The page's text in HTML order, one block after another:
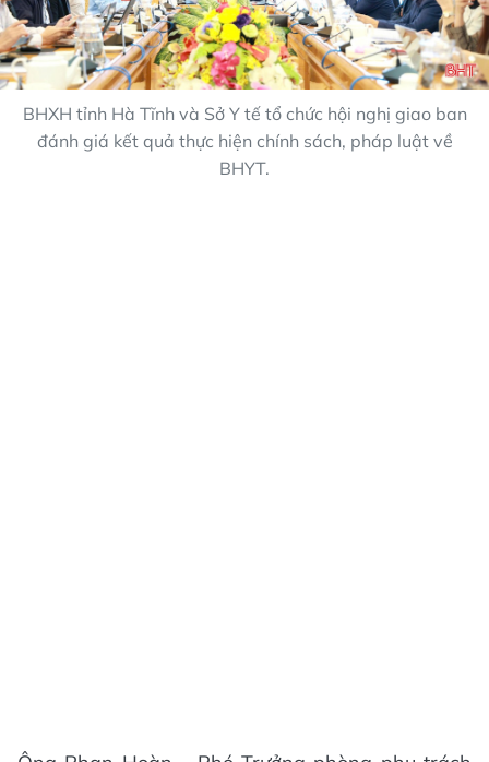
BHXH tỉnh Hà Tĩnh và Sở Y tế tổ chức hội nghị giao ban
đánh giá kết quả thực hiện chính sách, pháp luật về
BHYT.